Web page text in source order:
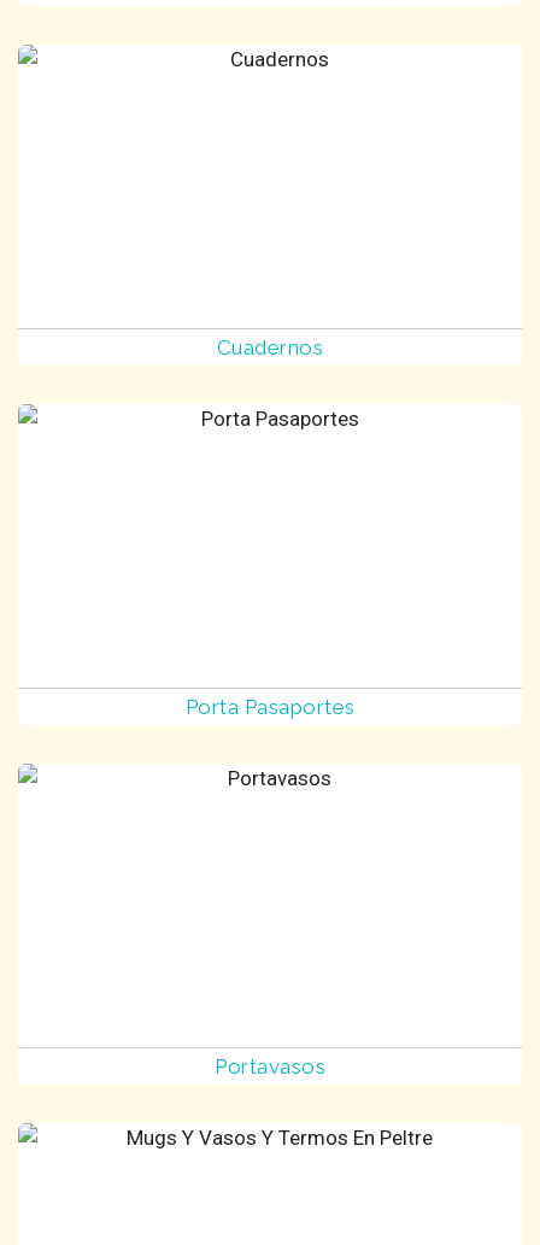
Cuadernos
Porta Pasaportes
Portavasos